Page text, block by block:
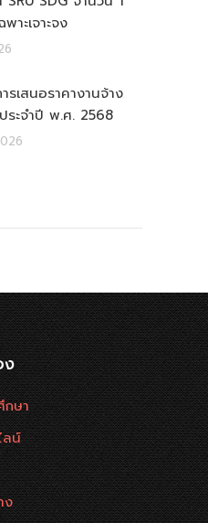
าะเจาะจง
รเสนอราคางานจ้าง
ระจำปี พ.ศ. 2568
ง
กษา
ลน์
ง